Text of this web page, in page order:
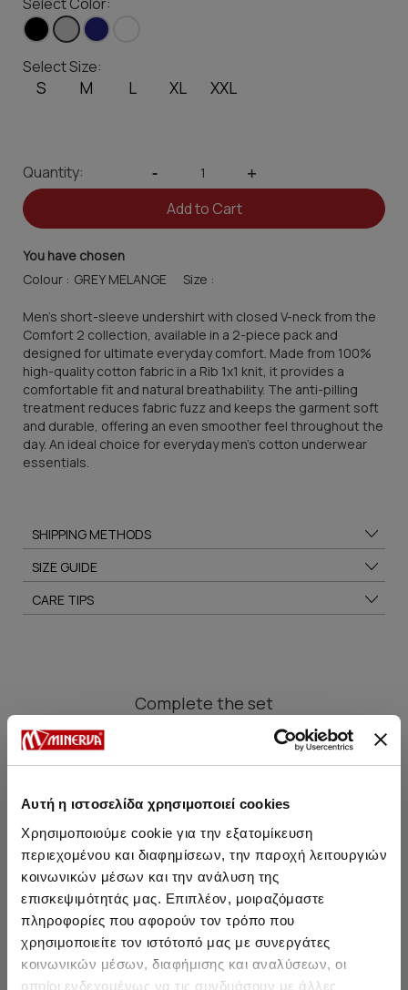
Αυτή η ιστοσελίδα χρησιμοποιεί cookies
Χρησιμοποιούμε cookie για την εξατομίκευση
περιεχομένου και διαφημίσεων, την παροχή λειτουργιών
κοινωνικών μέσων και την ανάλυση της
επισκεψιμότητάς μας. Επιπλέον, μοιραζόμαστε
πληροφορίες που αφορούν τον τρόπο που
χρησιμοποιείτε τον ιστότοπό μας με συνεργάτες
κοινωνικών μέσων, διαφήμισης και αναλύσεων, οι
οποίοι ενδεχομένως να τις συνδυάσουν με άλλες
Select Size:
S M L XL XXL
Quantity: - +
Add to Cart
You have chosen
Colour :
Size :
Men's short-sleeve undershirt with closed V-neck from the
Comfort 2 collection, available in a 2-piece pack and
designed for ultimate everyday comfort. Made from 100%
high-quality cotton fabric in a Rib 1x1 knit, it provides a
comfortable fit and natural breathability. The anti-pilling
treatment reduces fabric fuzz and keeps the garment soft
and durable, offering an even smoother feel throughout the
day. An ideal choice for everyday men's cotton underwear
essentials.
SHIPPING METHODS
SIZE GUIDE
CARE TIPS
Complete the set
SALE SALE